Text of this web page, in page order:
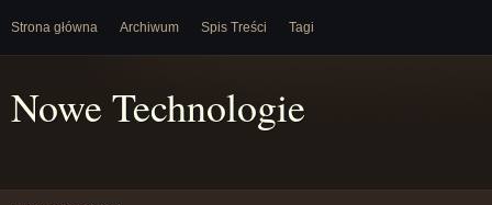
Strona główna Archiwum Spis Treści Tagi
Nowe Technologie